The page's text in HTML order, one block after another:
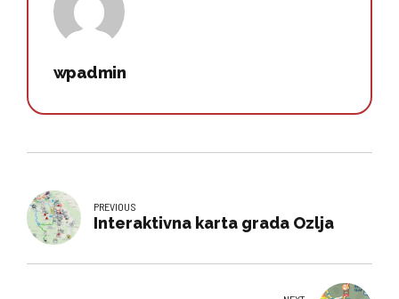
wpadmin
PREVIOUS
Interaktivna karta grada Ozlja